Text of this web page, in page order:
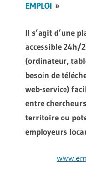
EMPLOI »
Il s’agit d’une
accessible 24h/
(ordinateur,
besoin de
web-service)
entre
territoire ou
employeurs